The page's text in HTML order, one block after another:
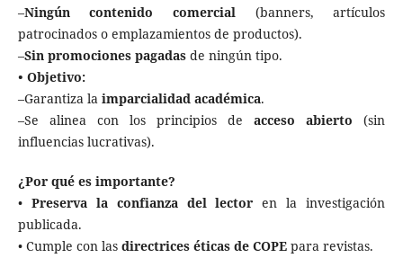
–Ningún contenido comercial (banners, artículos
patrocinados o emplazamientos de productos).
–Sin promociones pagadasde ningún tipo.
• Objetivo:
–Garantiza la imparcialidad académica.
–Se alinea con los principios deacceso abierto (sin
influencias lucrativas).
¿Por qué es importante?
• Preserva la confianza del lector en la investigación
publicada.
• Cumple con las directrices éticas de COPEpara revistas.